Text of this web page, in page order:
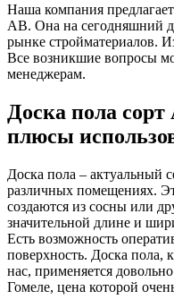
Наша компания
АВ. Она на сегодняшний
рынке стройматериалов.
Все возникшие вопросы
менеджерам.
Доска пола
плюсы
Доска пола – актуальный
различных помещениях.
создаются из сосны или
значительной длине и
Есть возможность
поверхность. Доска пола,
нас, применяется
Гомеле, цена которой